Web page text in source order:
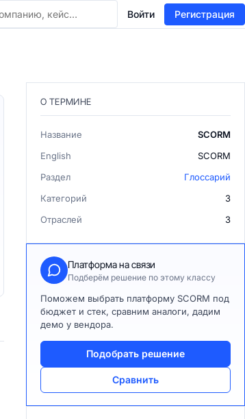
Войти Регистрация
О ТЕРМИНЕ
Название
SCORM
English
SCORM
Раздел
Глоссарий
Категорий
3
Отраслей
3
Платформа на связи
Подберём решение по этому классу
Поможем выбрать платформу SCORM под
бюджет и стек, сравним аналоги, дадим
демо у вендора.
Подобрать решение
Сравнить